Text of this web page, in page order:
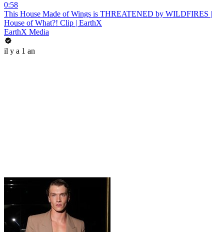
0:58
This House Made of Wings is THREATENED by WILDFIRES |
House of What?! Clip | EarthX
EarthX Media
il y a 1 an